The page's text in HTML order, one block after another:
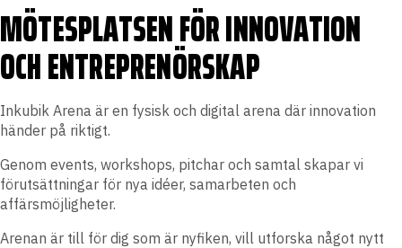
MÖTESPLATSEN FÖR INNOVATION
OCH ENTREPRENÖRSKAP
Inkubik Arena är en fysisk och digital arena där innovation
händer på riktigt.
Genom events, workshops, pitchar och samtal skapar vi
förutsättningar för nya idéer, samarbeten och
affärsmöjligheter.
Arenan är till för dig som är nyfiken, vill utforska något nytt